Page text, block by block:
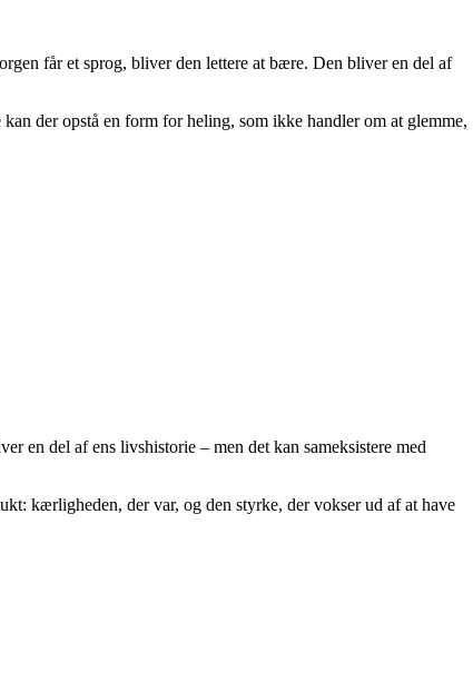
får et sprog, bliver den lettere at bære. Den bliver en del af
der opstå en form for heling, som ikke handler om at glemme,
en del af ens livshistorie – men det kan sameksistere med
kærligheden, der var, og den styrke, der vokser ud af at have